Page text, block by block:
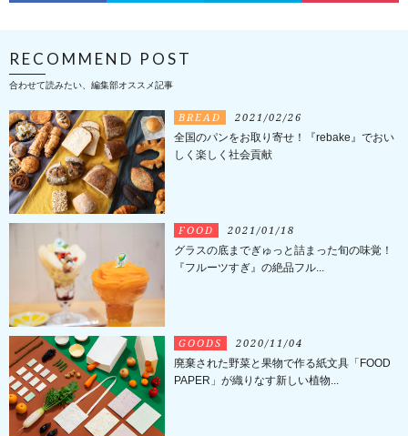
RECOMMEND POST
合わせて読みたい、編集部オススメ記事
BREAD 2021/02/26
全国のパンをお取り寄せ！『rebake』でおい
しく楽しく社会貢献
FOOD 2021/01/18
グラスの底までぎゅっと詰まった旬の味覚！
『フルーツすぎ』の絶品フル...
GOODS 2020/11/04
廃棄された野菜と果物で作る紙文具「FOOD
PAPER」が織りなす新しい植物...